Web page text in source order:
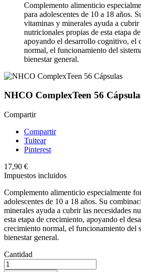
Complemento alimenticio
para adolescentes de 10 a 18 años.
vitaminas y minerales ayuda a cubrir
nutricionales propias de esta etapa
apoyando el desarrollo cognitivo, el
normal, el funcionamiento del
bienestar general.
NHCO ComplexTeen 56
Compartir
Compartir
Tuitear
Pinterest
17,90 €
Impuestos incluidos
Complemento alimenticio especialmente
adolescentes de 10 a 18 años. Su
minerales ayuda a cubrir las necesidades
esta etapa de crecimiento, apoyando el
crecimiento normal, el funcionamiento del
bienestar general.
Cantidad